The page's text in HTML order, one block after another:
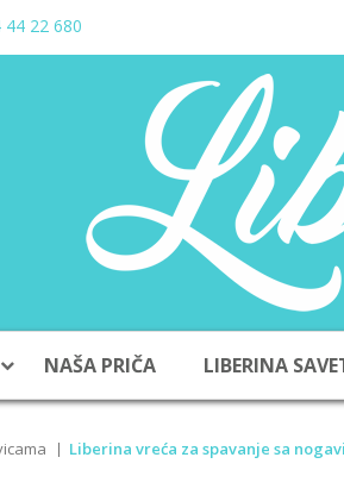
44 22 680
NAŠA PRIČA LIBERINA
Liberina vreća za spavanje sa